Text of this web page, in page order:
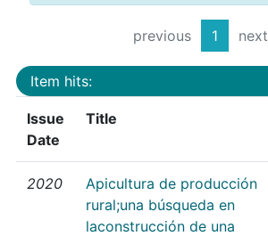
previous 1 next
Item hits:
Issue
Date
Title
2020
Apicultura de producción
rural;una búsqueda en
laconstrucción de una